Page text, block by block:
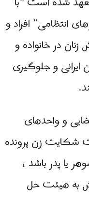
انتظامی” افراد و
در خانواده و
و جلوگیری
و واحدهای
شکایت زن پرونده
یا پدر باشد ،
به هیئت حل